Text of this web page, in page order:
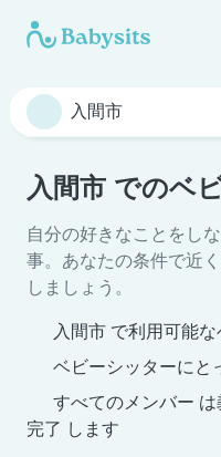
入間市 でのベ
自分の好きなことをし
事。あなたの条件で近
しましょう。
入間市 で利用可能
ベビーシッターにと
すべてのメンバー
完了 します